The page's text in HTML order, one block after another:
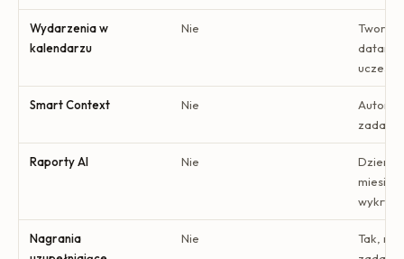
Wydarzenia w
kalendarzu
Nie
datami,
Smart Context Nie
zadania
Raporty AI Nie
Nagrania
Nie
Tak,